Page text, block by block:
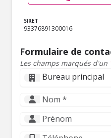
SIRET
93376891300016
Formulaire de
Les champs marqués d'un
Bureau principal